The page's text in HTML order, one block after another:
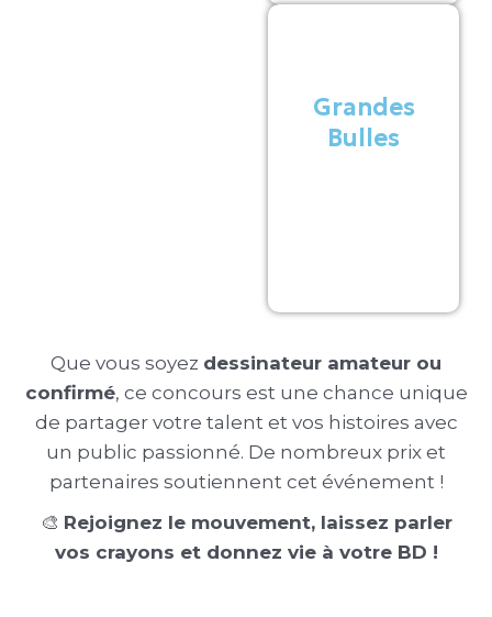
Grandes
Bulles
Que vous soyez dessinateur amateur ou
confirmé, ce concours est une chance unique
de partager votre talent et vos histoires avec
un public passionné. De nombreux prix et
partenaires soutiennent cet événement !
🎨 Rejoignez le mouvement, laissez parler
vos crayons et donnez vie à votre BD !